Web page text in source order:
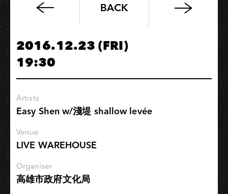
高
小
週
末
特
薦
滅
器
｜
BACK
2016.12.23 (FRI)
19:30
Artists
Easy Shen w/淺堤 shallow levée
Venue
LIVE WAREHOUSE
Organiser
高雄市政府文化局